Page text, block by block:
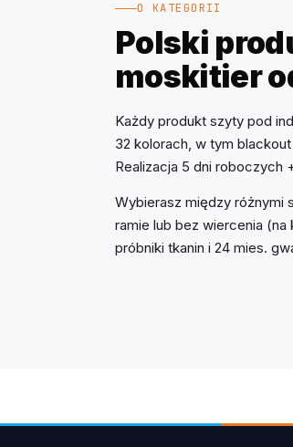
O KATEGORII
Polski
moskitier
Każdy produkt szyty pod
32 kolorach, w tym
Realizacja 5 dni roboczych
Wybierasz między różnymi
ramie lub bez wiercenia
próbniki tkanin i 24 mies.